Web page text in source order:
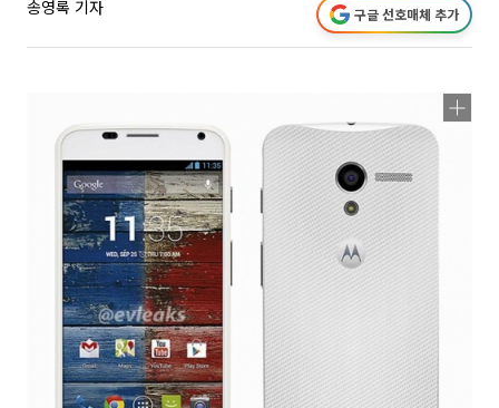
송영록 기자 구글 선호매체 추가